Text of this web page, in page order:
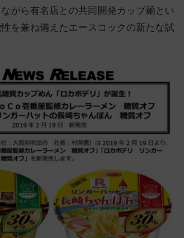
がら有名店との共同開発カップ麺とい
を兼ね備えたエースコックの新たな試